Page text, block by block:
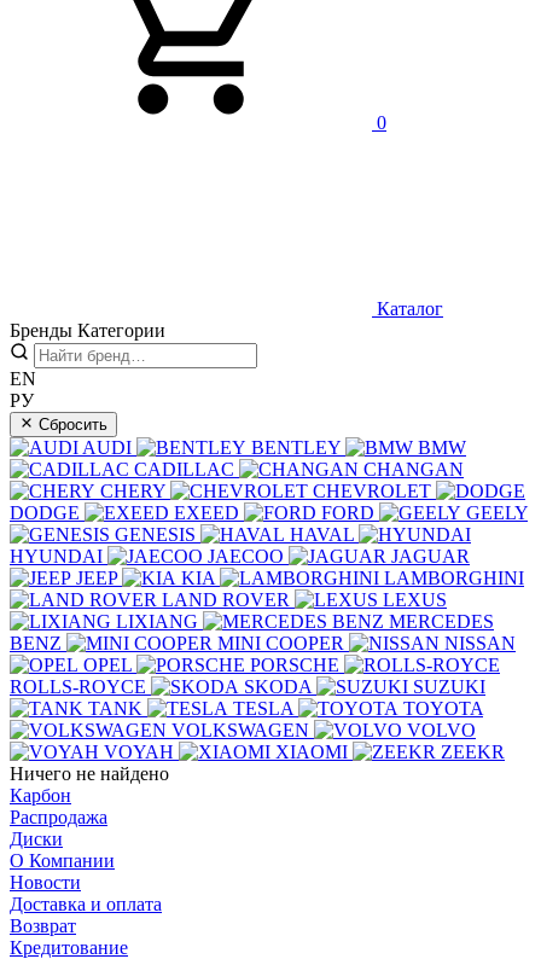
0
Каталог
Бренды Категории
EN
РУ
Сбросить
AUDI BENTLEY
BMW
CADILLAC
CHANGAN
CHERY
CHEVROLET
DODGE
EXEED FORD
GEELY
GENESIS
HAVAL
HYUNDAI
JAECOO
JAGUAR
JEEP
KIA
LAMBORGHINI
LAND ROVER
LEXUS
LIXIANG
MERCEDES
BENZ
MINI COOPER
NISSAN
OPEL
PORSCHE
ROLLS-ROYCE
SKODA
SUZUKI
TANK
TESLA
TOYOTA
VOLKSWAGEN
VOLVO
VOYAH
XIAOMI
ZEEKR
Ничего не найдено
Карбон
Распродажа
Диски
О Компании
Новости
Доставка и оплата
Возврат
Кредитование